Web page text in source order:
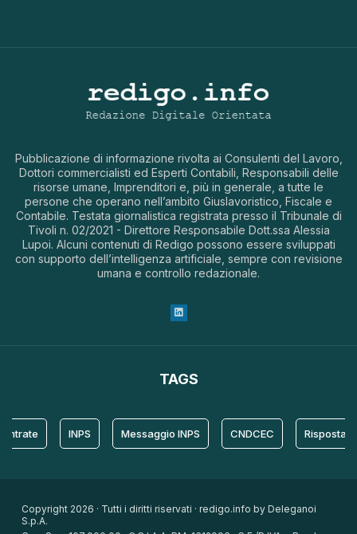
Pubblicazione di informazione rivolta ai Consulenti del Lavoro,
Dottori commercialisti ed Esperti Contabili, Responsabili delle
risorse umane, Imprenditori e, più in generale, a tutte le
persone che operano nell’ambito Giuslavoristico, Fiscale e
Contabile. Testata giornalistica registrata presso il Tribunale di
Tivoli n. 02/2021 - Direttore Responsabile Dott.ssa Alessia
Lupoi. Alcuni contenuti di Redigo possono essere sviluppati
con supporto dell’intelligenza artificiale, sempre con revisione
umana e controllo redazionale.
TAGS
Messaggio INPS CNDCEC Risposta
Copyright 2026 · Tutti i diritti riservati · redigo.info by Deleganoi
S.p.A.